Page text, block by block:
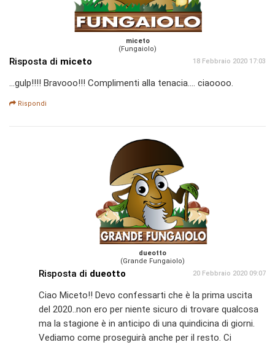
miceto
(Fungaiolo)
Risposta di miceto 18 Febbraio 2020 17:03
...gulp!!!! Bravooo!!! Complimenti alla tenacia.... ciaoooo.
Rispondi
dueotto
(Grande Fungaiolo)
Risposta di dueotto 20 Febbraio 2020 09:07
Ciao Miceto!! Devo confessarti che è la prima uscita
del 2020..non ero per niente sicuro di trovare qualcosa
ma la stagione è in anticipo di una quindicina di giorni.
Vediamo come proseguirà anche per il resto. Ci